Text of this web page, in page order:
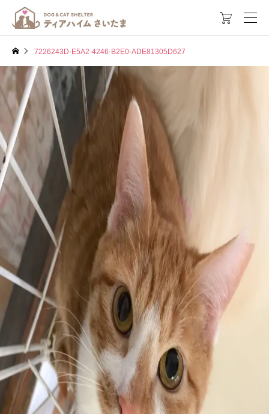

7226243D-E5A2-4246-B2E0-ADE81305D627